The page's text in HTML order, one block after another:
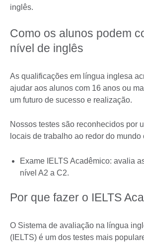
inglês.
Como os alunos podem
nível de inglês
As qualificações em língua inglesa
ajudar aos alunos com 16 anos ou
um futuro de sucesso e realização.
Nossos testes são reconhecidos por
locais de trabalho ao redor do mundo
Exame IELTS Acadêmico: avalia
nível A2 a C2.
Por que fazer o IELTS
O Sistema de avaliação na língua
(IELTS) é um dos testes mais